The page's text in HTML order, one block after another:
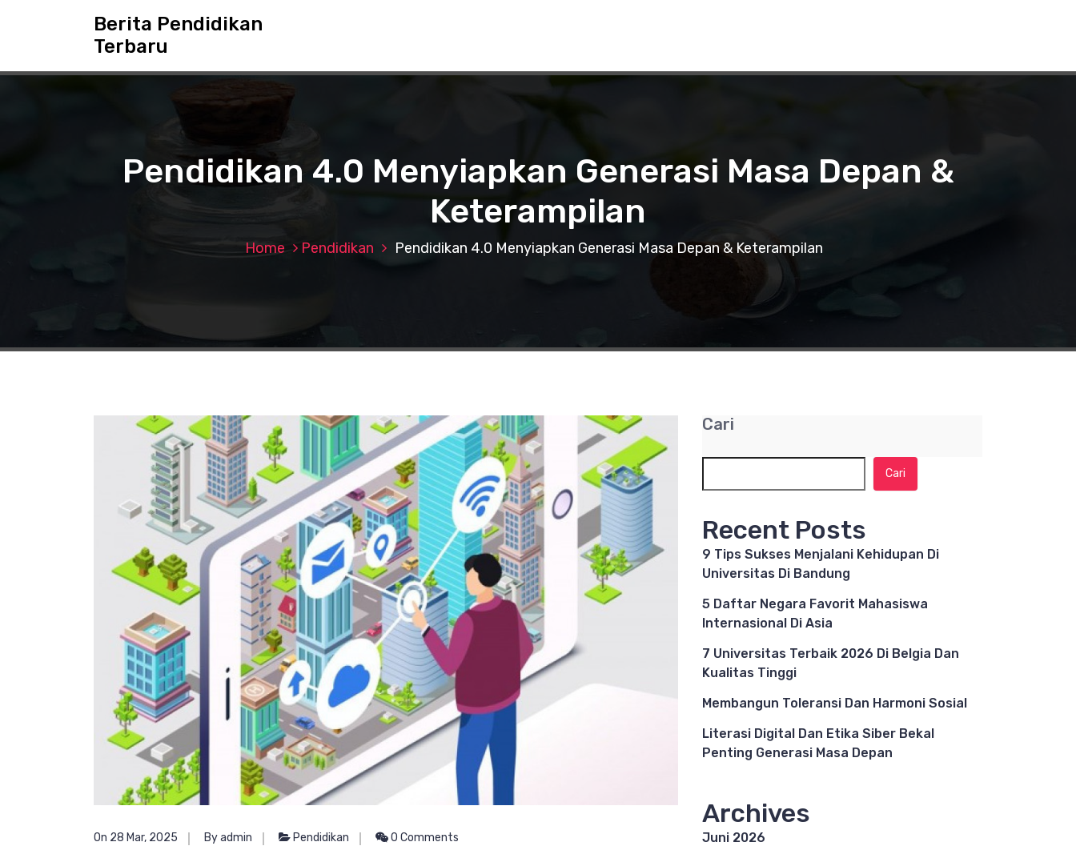
t
Berita Pendidikan
Terbaru
Pendidikan 4.0 Menyiapkan Generasi Masa Depan &
Keterampilan
Home Pendidikan Pendidikan 4.0 Menyiapkan Generasi Masa Depan & Keterampilan
On 28 Mar, 2025 By admin Pendidikan 0 Comments
Cari
Cari
Recent Posts
9 Tips Sukses Menjalani Kehidupan Di
Universitas Di Bandung
5 Daftar Negara Favorit Mahasiswa
Internasional Di Asia
7 Universitas Terbaik 2026 Di Belgia Dan
Kualitas Tinggi
Membangun Toleransi Dan Harmoni Sosial
Literasi Digital Dan Etika Siber Bekal
Penting Generasi Masa Depan
Archives
Juni 2026